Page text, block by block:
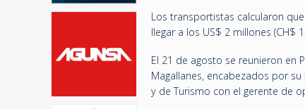
Los transportistas calcularon
llegar a los US$ 2 millones (CH$
El 21 de agosto se reunieron en
Magallanes, encabezados por
y de Turismo con el gerente de